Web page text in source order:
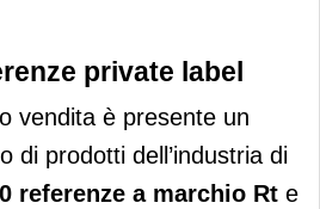
private label
vendita è presente un
di prodotti dell’industria di
referenze a marchio Rt e